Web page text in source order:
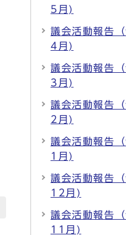
5月)
議会活動報告
4月)
議会活動報告
3月)
議会活動報告
2月)
議会活動報告
1月)
議会活動報告
12月)
議会活動報告
11月)